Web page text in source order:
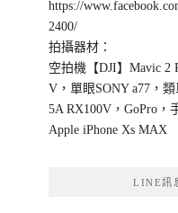
https://
2400/
拍攝器材：
空拍機【DJI】Mavic 2
V，單眼SONY a77，
5A RX100V，GoPro，
Apple iPhone Xs MAX
LINE訊